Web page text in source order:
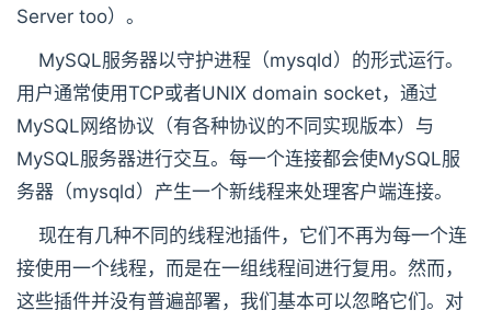
Server too）。
MySQL服务器以守护进程（mysqld）的形式运行。
用户通常使用TCP或者UNIX domain socket，通过
MySQL网络协议（有各种协议的不同实现版本）与
MySQL服务器进行交互。每一个连接都会使MySQL服
务器（mysqld）产生一个新线程来处理客户端连接。
现在有几种不同的线程池插件，它们不再为每一个连
接使用一个线程，而是在一组线程间进行复用。然而，
这些插件并没有普遍部署，我们基本可以忽略它们。对